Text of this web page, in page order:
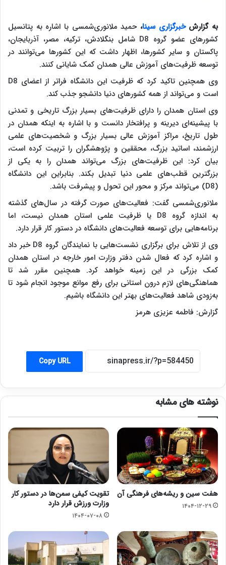
به گزارشخبرگزاری سینا،حمید ملانوری‌شمسی با اشاره به پتانسیل
کشورهای عضو گروه D8 شامل بنگلادش، ترکیه، مصر، آذربایجان،
پاکستان و سایر کشورها، اظهار داشت که این کشورها می‌توانند در
توسعه ظرفیت‌های آموزش عالی همدان کمک شایانی کنند.
وی همچنین تاکید کرد که ظرفیت این دانشگاه فراتر از اعضای D8
است و می‌تواند از همه کشورهای دنیا دانشجو جذب کند.
وی استان همدان را دارای ظرفیت‌های بسیار بزرگ تاریخی و تمدنی
با پیشینه‌ای دیرینه و پرافتخار دانست و با اشاره به اینکه همدان در
طول تاریخ، مراکز آموزش عالی بسیار بزرگ و شخصیت‌های علمی
ارزشمند، اساتید بزرگ، محققین و پژوهشگران را تربیت کرده است،
بیان کرد: این ظرفیت‌های بزرگ می‌تواند همدان را به یکی از
بزرگترین قطب‌های علمی دنیا تبدیل بکند. بنابراین این دانشگاه
(D8) می‌تواند مرکز و محور این تحول و پیشرفت باشد.
ملانوری‌شمسی گفت: فعالیت‌های صورت گرفته در سال‌های گذشته
به اندازه گروه D8 یا ظرفیت علمی استان همدان نیست، اما
برنامه‌هایی برای توسعه فعالیت‌های دانشگاه در دستور کار قرار دارد.
وی از تلاش برای برگزاری نشست‌هایی با نمایندگان گروه D8 خبر داد
و اشاره کرد که فعال شدن دفتر وزارت امور خارجه در استان همدان
کمک بزرگی در این زمینه خواهد کرد. همچنین مقرر شد تا
هماهنگی‌های لازم درون استانی برای رفع موانع موجود انجام شود تا
به‌زودی شاهد فعالیت‌های بهتر این دانشگاه باشیم.
گزارش: فاطمه عزیزی هرمز
Copy URL
نوشته های مشابه
هفت سین و ریشه‌های فرهنگی آن
۱۴۰۴-۱۲-۲۹
تقویت کیفی سمن‌ها در دستور کار
وزارت ورزش قرار دارد
۱۴۰۴-۰۷-۰۸